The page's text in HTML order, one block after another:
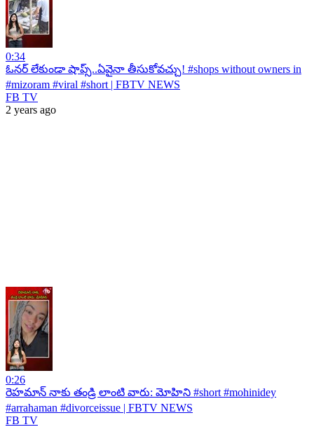
0:34
ఓనర్ లేకుండా షాప్స్..ఏవైనా తీసుకోవచ్చు! #shops without owners in
#mizoram #viral #short | FBTV NEWS
FB TV
2 years ago
0:26
రెహమాన్ నాకు తండ్రి లాంటి వారు: మోహిని #short #mohinidey
#arrahaman #divorceissue | FBTV NEWS
FB TV